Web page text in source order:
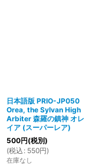
日本語版 PRIO-JP050
Orea, the Sylvan High
Arbiter 森羅の鎮神 オレ
イア (スーパーレア)
500円(税別)
(税込 : 550円)
在庫なし